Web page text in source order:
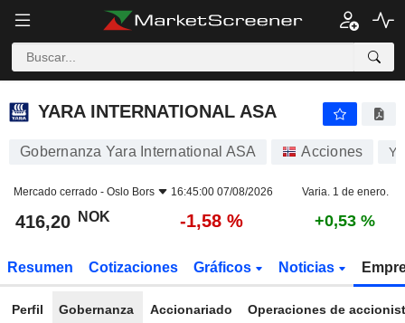
YARA INTERNATIONAL ASA
YARA INTERNATIONAL ASA
Gobernanza Yara International ASA Acciones
Mercado cerrado - Oslo Bors 16:45:00 07/08/2026 Varia. 1 de enero.
416,20 NOK -1,58 % +0,53 %
Resumen Cotizaciones Gráficos Noticias
Perfil Gobernanza Accionariado Operaciones de